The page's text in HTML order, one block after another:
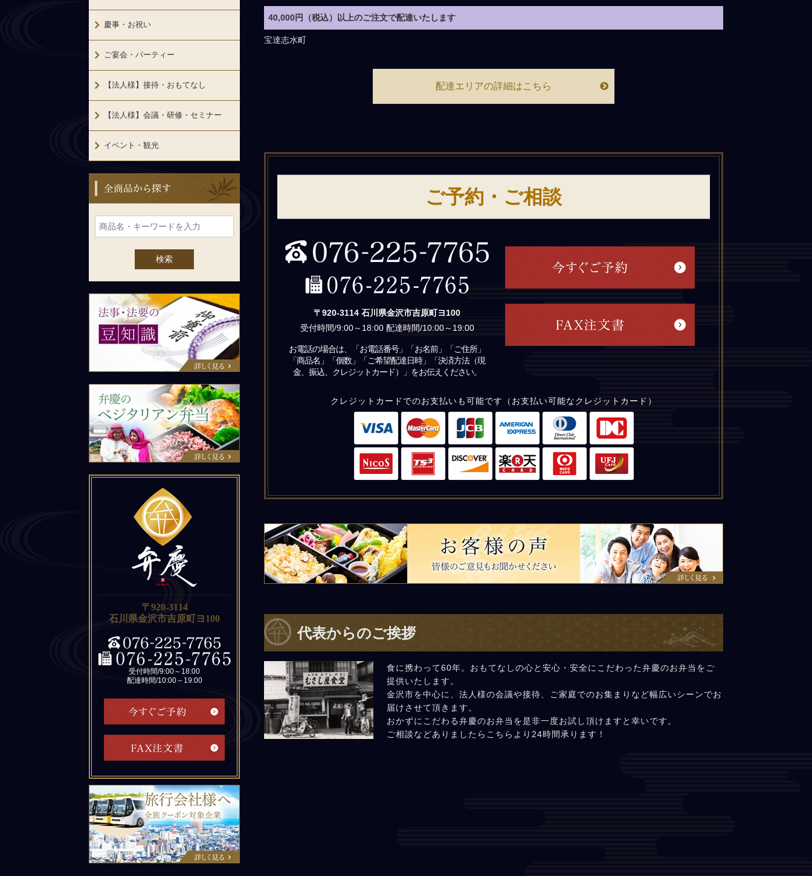
40,000円（税込）以上のご注文で配達いたします
宝達志水町
配達エリアの詳細はこちら
ご予約・ご相談
〒920-3114 石川県金沢市吉原町ヨ100
受付時間/9:00～18:00 配達時間/10:00～19:00
お電話の場合は、「お電話番号」「お名前」「ご住所」
「商品名」「個数」「ご希望配達日時」「決済方法（現
金、振込、クレジットカード）」をお伝えください。
クレジットカードでのお支払いも可能です（お支払い可能なクレジットカード）
皆様のご意見もお聞かせください。
代表からのご挨拶
食に携わって60年。おもてなしの心と安心・安全にこだわった弁慶のお弁当をご
提供いたします。
金沢市を中心に、法人様の会議や接待、ご家庭でのお集まりなど幅広いシーンでお
届けさせて頂きます。
おかずにこだわる弁慶のお弁当を是非一度お試し頂けますと幸いです。
ご相談などありましたらこちらより24時間承ります！
慶事・お祝い
ご宴会・パーティー
【法人様】接待・おもてなし
【法人様】会議・研修・セミナー
イベント・観光
全商品から探す
〒920-3114
石川県金沢市吉原町ヨ100
受付時間/9:00～18:00
配達時間/10:00～19:00
旅行会社様へ